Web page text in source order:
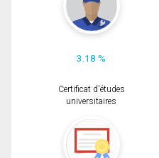
3.18 %
Certificat d'études
universitaires